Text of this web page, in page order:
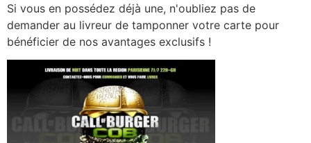
Si vous en possédez déjà une, n'oubliez pas de
demander au livreur de tamponner votre carte pour
bénéficier de nos avantages exclusifs !